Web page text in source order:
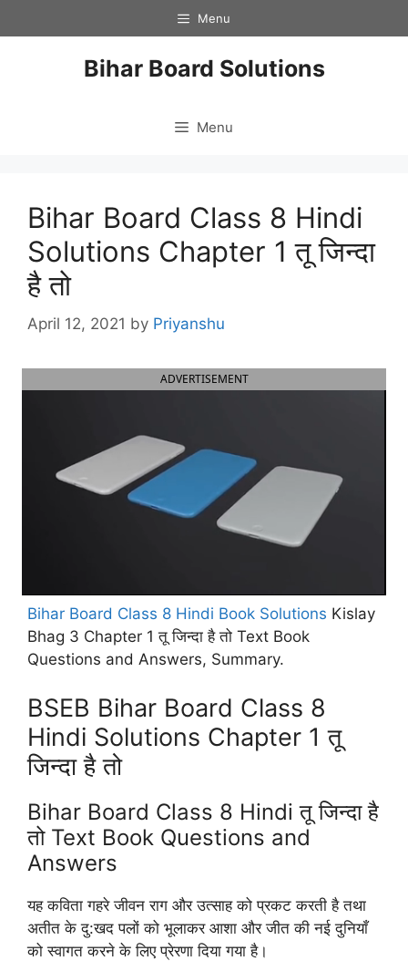
to
Menu
Bihar Board Solutions
Menu
Bihar Board Class 8 Hindi
Solutions Chapter 1 तू जिन्दा
है तो
April 12, 2021 by Priyanshu
ADVERTISEMENT
Bihar Board Class 8 Hindi Book Solutions Kislay
Bhag 3 Chapter 1 तू जिन्दा है तो Text Book
Questions and Answers, Summary.
BSEB Bihar Board Class 8
Hindi Solutions Chapter 1 तू
जिन्दा है तो
Bihar Board Class 8 Hindi तू जिन्दा है
तो Text Book Questions and
Answers
यह कविता गहरे जीवन राग और उत्साह को प्रकट करती है तथा
अतीत के दु:खद पलों को भूलाकर आशा और जीत की नई दुनियाँ
को स्वागत करने के लिए प्रेरणा दिया गया है।